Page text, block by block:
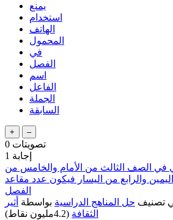
يمنع
استخدام
الهاتف
المحمول
في
الفصل
اسم
الفاعل
الجملة
السابقة
0 تصويتات
1 إجابة
في الصف الثالث من الأمام والخامس من
والرابع من اليسار فيكون عدد مقاعد
الفصل
تصنيف حل المناهج الدراسية بواسطة أثير
الثقافة (4.2مليون نقاط)